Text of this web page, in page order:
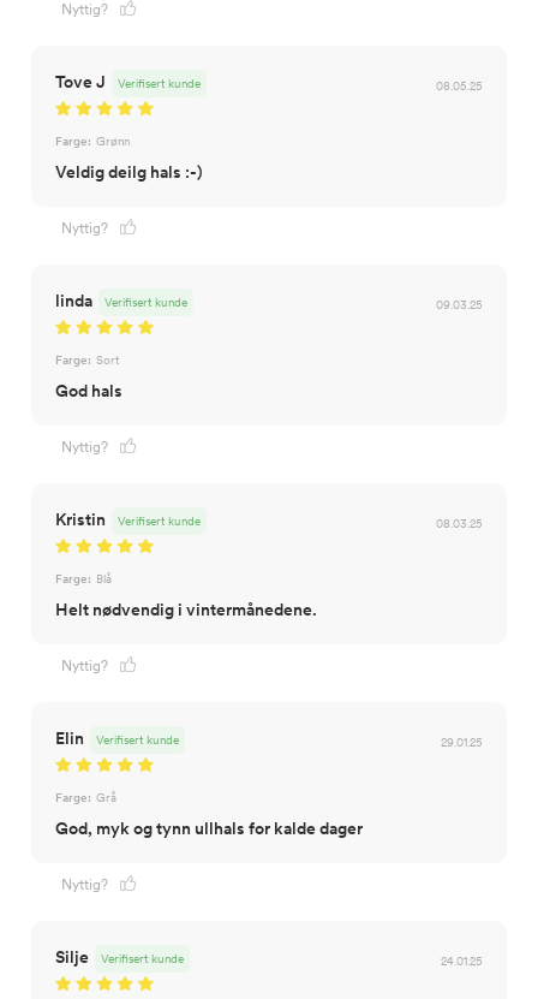
Nyttig?
Tove J 08.05.25
Verifisert kunde
Farge: Grønn
Veldig deilg hals :-)
Nyttig?
linda 09.03.25
Verifisert kunde
Farge: Sort
God hals
Nyttig?
Kristin 08.03.25
Verifisert kunde
Farge: Blå
Helt nødvendig i vintermånedene.
Nyttig?
Elin 29.01.25
Verifisert kunde
Farge: Grå
God, myk og tynn ullhals for kalde dager
Nyttig?
Silje 24.01.25
Verifisert kunde